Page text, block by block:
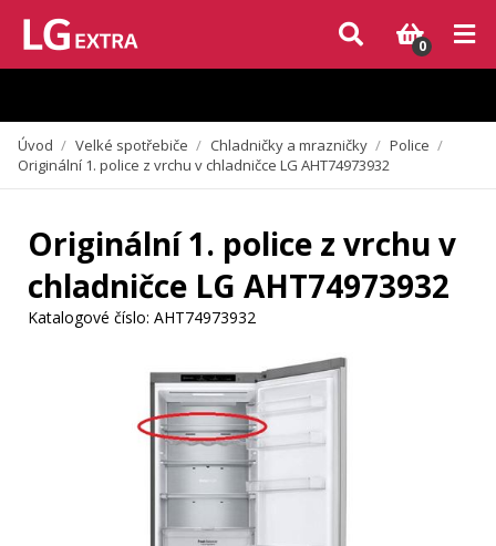
Vzhledem k aktuální situaci se může dodání dílů, které nejsou skladem,
zpozdit. Děkujeme za pochopení.
0
Úvod / Velké spotřebiče / Chladničky a mrazničky / Police /
Originální 1. police z vrchu v chladničce LG AHT74973932
Originální 1. police z vrchu v
chladničce LG AHT74973932
Katalogové číslo: AHT74973932